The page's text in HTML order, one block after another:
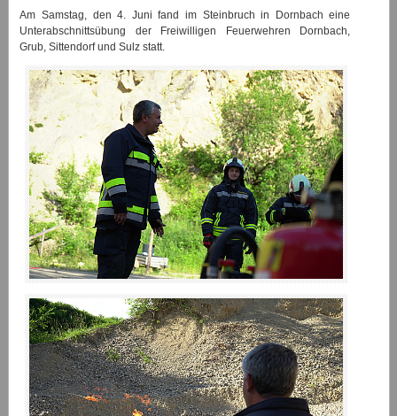
Am Samstag, den 4. Juni fand im Steinbruch in Dornbach eine
Unterabschnittsübung der Freiwilligen Feuerwehren Dornbach,
Grub, Sittendorf und Sulz statt.